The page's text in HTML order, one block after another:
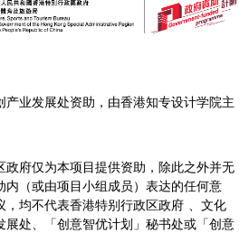
产业发展处资助，由香港知专设计学院主
政府仅为本项目提供资助，除此之外并无
内（或由项目小组成员）表达的任何意
，均不代表香港特别行政区政府 、文化
展处、「创意智优计划」秘书处或「创意